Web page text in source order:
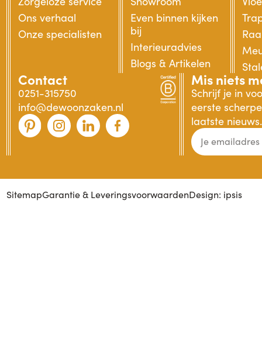
Ons verhaal
Onze specialisten
Even binnen kijken
bij
Interieuradvies
Blogs & Artikelen
Contact
0251-315750
info@dewoonzaken.nl
Mis niets
Schrijf je in
eerste
laatste nieuws.
SitemapGarantie & LeveringsvoorwaardenDesign: ipsis